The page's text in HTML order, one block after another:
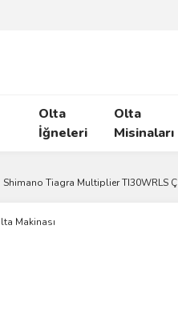
Olta
İğneleri
Olta
Misinaları
Shimano Tiagra Multiplier TI30WRLS